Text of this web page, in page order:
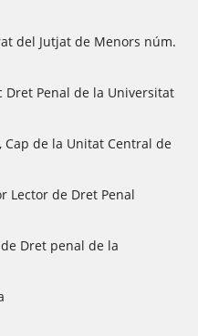
del Jutjat de Menors núm.
Dret Penal de la Universitat
Cap de la Unitat Central de
Lector de Dret Penal
Dret penal de la